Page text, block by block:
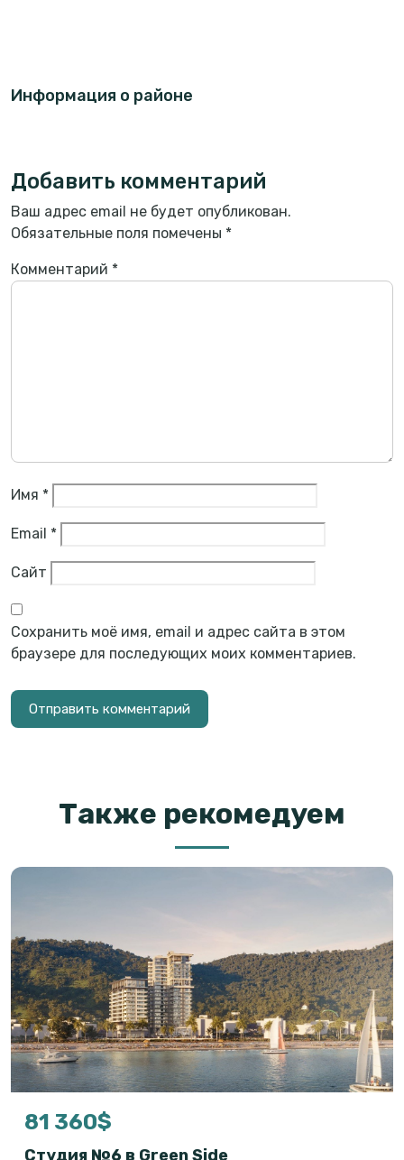
Информация о районе
Добавить комментарий
Ваш адрес email не будет опубликован.
Обязательные поля помечены *
Комментарий *
Имя *
Email *
Сайт
Сохранить моё имя, email и адрес сайта в этом
браузере для последующих моих комментариев.
Также рекомедуем
81 360$
Студия №6 в Green Side